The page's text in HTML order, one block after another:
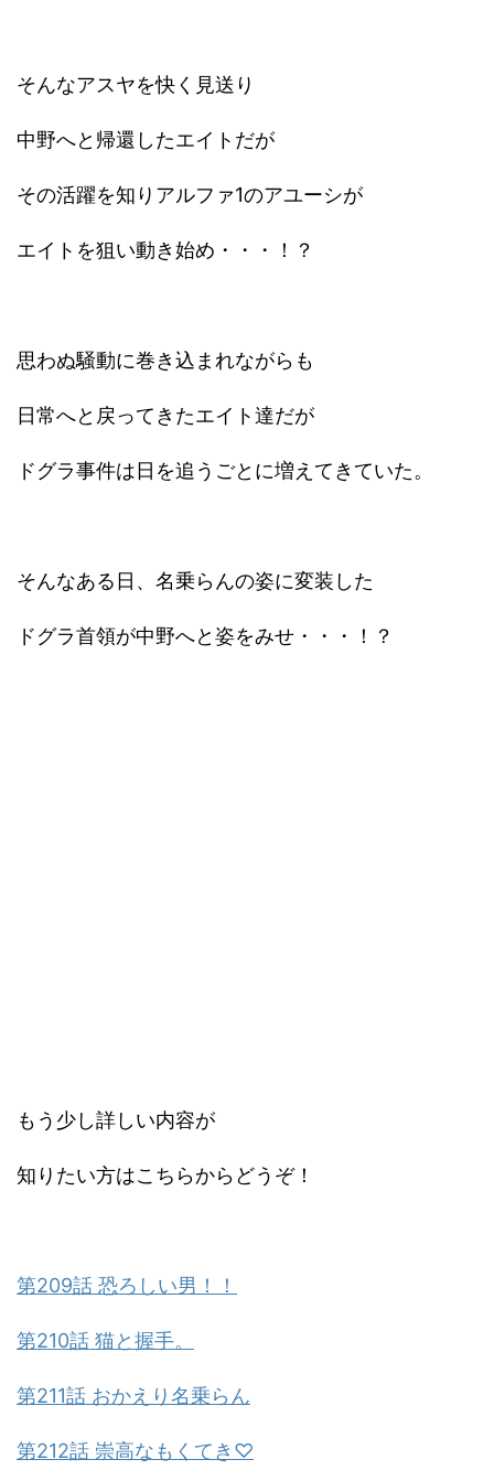
そんなアスヤを快く見送り
中野へと帰還したエイトだが
その活躍を知りアルファ1のアユーシが
エイトを狙い動き始め・・・！？
思わぬ騒動に巻き込まれながらも
日常へと戻ってきたエイト達だが
ドグラ事件は日を追うごとに増えてきていた。
そんなある日、名乗らんの姿に変装した
ドグラ首領が中野へと姿をみせ・・・！？
もう少し詳しい内容が
知りたい方はこちらからどうぞ！
第209話 恐ろしい男！！
第210話 猫と握手。
第211話 おかえり名乗らん
第212話 崇高なもくてき♡